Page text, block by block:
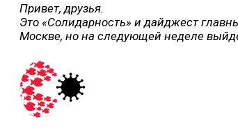
Привет, друзья.
Это «Солидарность» и дайджест
Москве, но на следующей неделе